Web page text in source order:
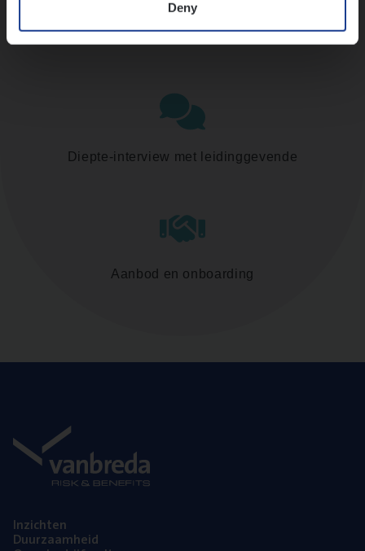
Deny
Diepte-interview met leidinggevende
Aanbod en onboarding
Inzich­ten
Duur­zaam­heid